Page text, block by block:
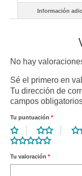
Información
No hay
Sé el primero en
Tu dirección de
campos
Tu puntuación *
Tu valoración *